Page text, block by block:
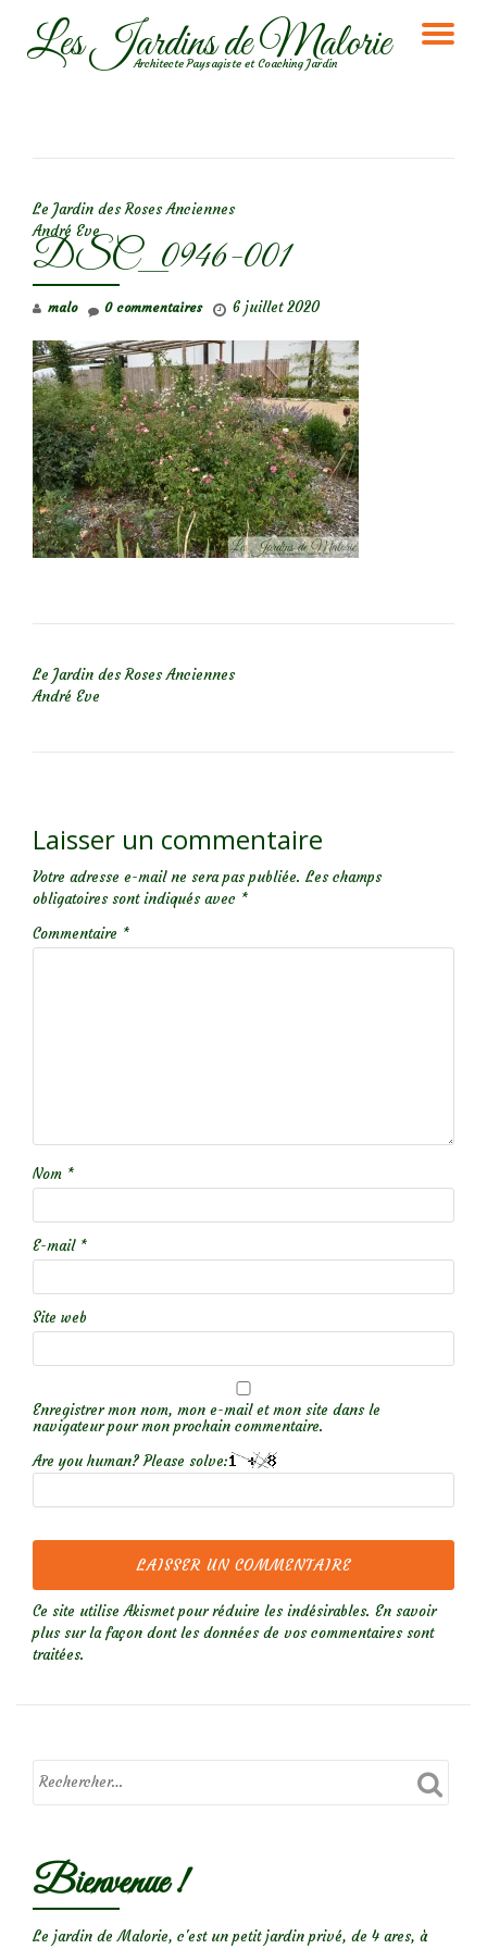
AllerLes Jardins de Malorie
Architecte Paysagiste et Coaching Jardin
Le Jardin des Roses Anciennes
André Eve
DSC_0946-001
malo 6 juillet 2020
0 commentaires
Le Jardin des Roses Anciennes
André Eve
Laisser un commentaire
Votre adresse e-mail ne sera pas publiée. Les champs
obligatoires sont indiqués avec *
Commentaire *
Nom *
E-mail *
Site web
Enregistrer mon nom, mon e-mail et mon site dans le
navigateur pour mon prochain commentaire.
Are you human? Please solve:
Ce site utilise Akismet pour réduire les indésirables. En savoir
plus sur la façon dont les données de vos commentaires sont
traitées.
Bienvenue !
Le jardin de Malorie, c'est un petit jardin privé, de 4 ares, à